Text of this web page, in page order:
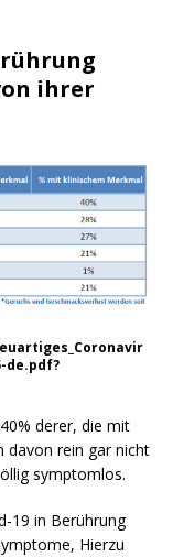
ihrer
de.pdf?
derer, die mit
davon rein gar nicht
symptomlos.
19 in Berührung
Hierzu